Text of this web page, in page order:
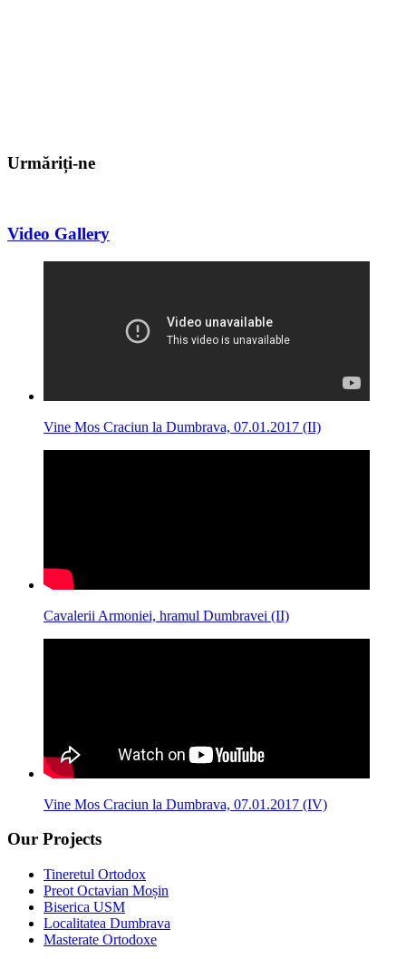
Urmăriți-ne
Video Gallery
Vine Mos Craciun la Dumbrava, 07.01.2017 (II)
Cavalerii Armoniei, hramul Dumbravei (II)
Vine Mos Craciun la Dumbrava, 07.01.2017 (IV)
Our Projects
Tineretul Ortodox
Preot Octavian Moșin
Biserica USM
Localitatea Dumbrava
Masterate Ortodoxe